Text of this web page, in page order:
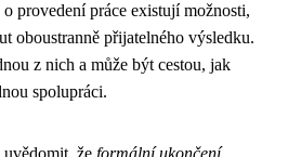
provedení práce existují možnosti,
oboustranně přijatelného výsledku.
z nich a může být cestou, jak
spolupráci.
že formální ukončení